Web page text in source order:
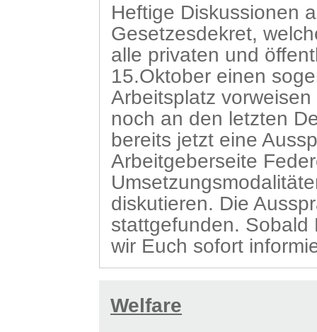
Heftige Diskussionen
Gesetzesdekret,
alle privaten und
15.Oktober einen
Arbeitsplatz
noch an den letzten
bereits jetzt eine
Arbeitgeberseite
diskutieren. Die
stattgefunden. Sobald
wir Euch sofort
Welfare